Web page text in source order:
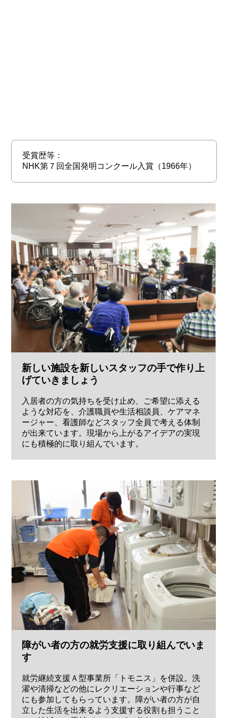
受賞歴等：
NHK第７回全国発明コンクール入賞（1966年）
新しい施設を新しいスタッフの手で作り上
げていきましょう
入居者の方の気持ちを受け止め、ご希望に添える
ような対応を、介護職員や生活相談員、ケアマネ
ージャー、看護師などスタッフ全員で考える体制
が出来ています。現場から上がるアイデアの実現
にも積極的に取り組んでいます。
障がい者の方の就労支援に取り組んでいま
す
就労継続支援Ａ型事業所「トモニス」を併設。洗
濯や清掃などの他にレクリエーションや行事など
にも参加してもらっています。障がい者の方が自
立した生活を出来るよう支援する役割も担うこと